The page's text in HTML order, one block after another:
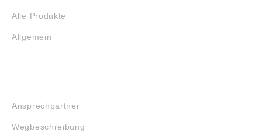
Alle Produkte
Allgemein
Ansprechpartner
Wegbeschreibung